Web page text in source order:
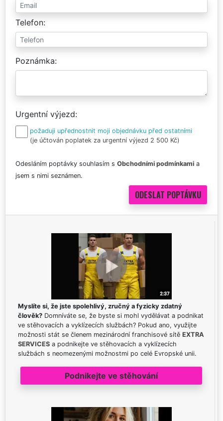
Telefon
Poznámka
Urgentní výjezd
požaduji upřednostnit moji objednávku před ostatními
(je účtován poplatek za urgentní výjezd 2 500 Kč)
Odesláním poptávky souhlasím s Obchodními podmínkami a
jsem s nimi seznámen.
Myslíte si, že jste spolehlivý, zručný a fyzicky zdatný
člověk? Domníváte se, že byste si mohl vydělávat a podnikat
ve stěhovacích a vyklízecích službách? Pokud ano, využijte
možnosti stát se členem mezinárodní franchisové sítě EXTRA
SERVICES a podnikejte ve stěhovacích a vyklízecích
službách s neomezenými možnostmi po celé Evropské unii.
Podnikejte ve stěhování